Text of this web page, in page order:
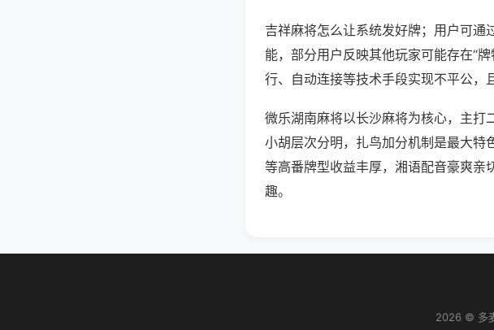
吉祥麻将怎么让系统发好牌；用户可通
能，部分用户反映其他玩家可能存在“
行、自动连接等技术手段实现不平公，且
微乐湖南麻将以长沙麻将为核心，主打
小胡层次分明，扎鸟加分机制是最大特
等高番牌型收益丰厚，湘语配音豪爽亲
趣。
2026 © 多